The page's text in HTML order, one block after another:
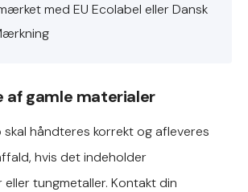
med EU Ecolabel eller Dansk
af gamle materialer
håndteres korrekt og afleveres
hvis det indeholder
tungmetaller. Kontakt din